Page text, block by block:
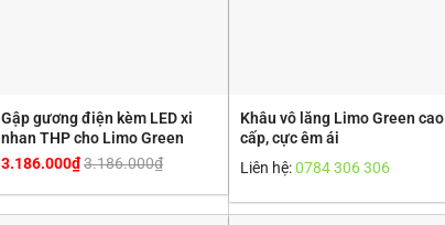
Gập gương điện kèm LED xi
nhan THP cho Limo Green
3.186.000₫3.186.000₫
Khâu vô lăng Limo Green cao
cấp, cực êm ái
Liên hệ:0784 306 306